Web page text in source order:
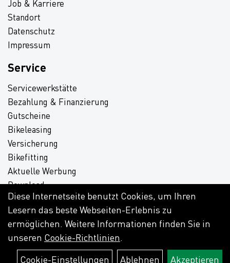
Job & Karriere
Standort
Datenschutz
Impressum
Service
Servicewerkstätte
Bezahlung & Finanzierung
Gutscheine
Bikeleasing
Versicherung
Bikefitting
Aktuelle Werbung
Download
Diese Internetseite benutzt Cookies, um Ihren
Lesern das beste Webseiten-Erlebnis zu
ermöglichen. Weitere Informationen finden Sie in
unseren Cookie-Richtlinien.
Cookie-Einstellungen
Ablehnen Akzeptieren